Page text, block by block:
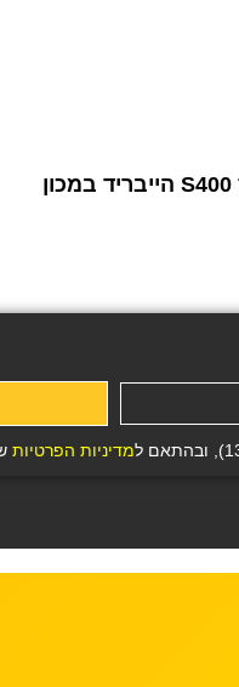
הנכם מוזמנים ליצור עמנו קשר לקבלת הצעת מחיר ולבדיקה ממוחשבת חינם ל מרצדס S400 הייבריד במכון
מדיניות הפרטיות